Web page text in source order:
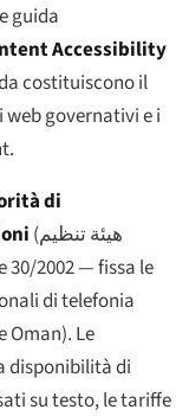
guida
Accessibility
costituiscono il
governativi e i
di
(هيئة تنظيم
30/2002 — fissa le
di telefonia
Oman). Le
disponibilità di
su testo, le tariffe